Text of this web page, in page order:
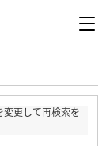
更して再検索を